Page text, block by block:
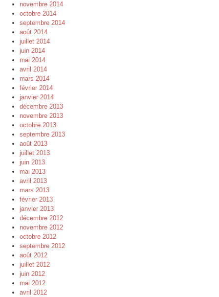
novembre 2014
octobre 2014
septembre 2014
août 2014
juillet 2014
juin 2014
mai 2014
avril 2014
mars 2014
février 2014
janvier 2014
décembre 2013
novembre 2013
octobre 2013
septembre 2013
août 2013
juillet 2013
juin 2013
mai 2013
avril 2013
mars 2013
février 2013
janvier 2013
décembre 2012
novembre 2012
octobre 2012
septembre 2012
août 2012
juillet 2012
juin 2012
mai 2012
avril 2012